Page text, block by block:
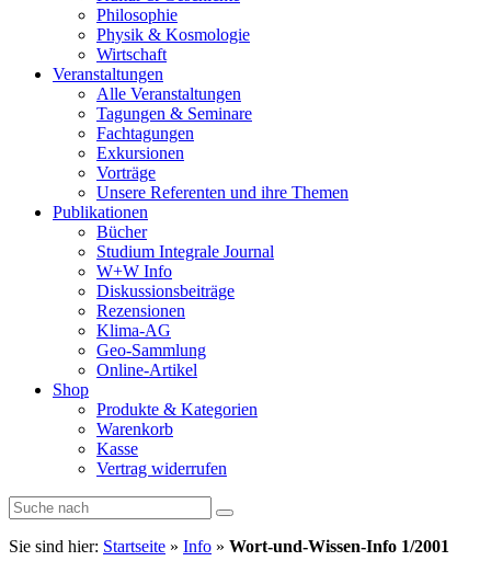
Philosophie
Physik & Kosmologie
Wirtschaft
Veranstaltungen
Alle Veranstaltungen
Tagungen & Seminare
Fachtagungen
Exkursionen
Vorträge
Unsere Referenten und ihre Themen
Publikationen
Bücher
Studium Integrale Journal
W+W Info
Diskussionsbeiträge
Rezensionen
Klima-AG
Geo-Sammlung
Online-Artikel
Shop
Produkte & Kategorien
Warenkorb
Kasse
Vertrag widerrufen
Sie sind hier: Startseite » Info » Wort-und-Wissen-Info 1/2001